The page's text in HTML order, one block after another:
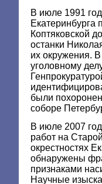
В июле 1991
Коптяковской
останки
их окружения.
уголовному
были
соборе
В июле 2007
работ на
окрестностях
обнаружены
признаками
Научные